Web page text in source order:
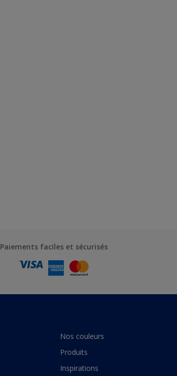
Paiements faciles et sécurisés
Nos couleurs
Produits
Inspirations